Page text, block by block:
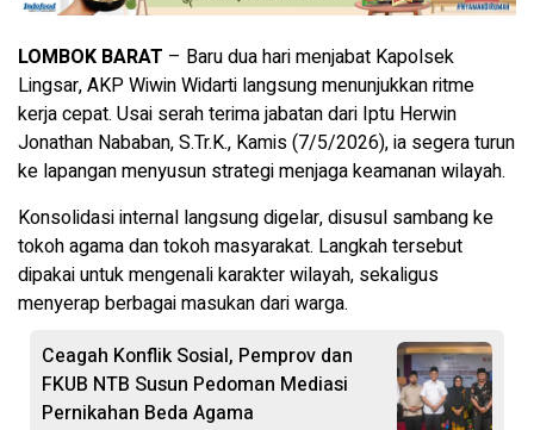
LOMBOK BARAT – Baru dua hari menjabat Kapolsek
Lingsar, AKP Wiwin Widarti langsung menunjukkan ritme
kerja cepat. Usai serah terima jabatan dari Iptu Herwin
Jonathan Nababan, S.Tr.K., Kamis (7/5/2026), ia segera turun
ke lapangan menyusun strategi menjaga keamanan wilayah.
Konsolidasi internal langsung digelar, disusul sambang ke
tokoh agama dan tokoh masyarakat. Langkah tersebut
dipakai untuk mengenali karakter wilayah, sekaligus
menyerap berbagai masukan dari warga.
Ceagah Konflik Sosial, Pemprov dan
FKUB NTB Susun Pedoman Mediasi
Pernikahan Beda Agama